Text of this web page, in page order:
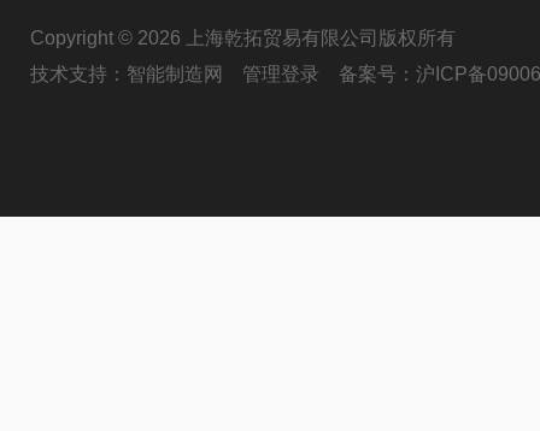
Copyright © 2026 上海乾拓贸易有限公司版权所有
技术支持： 智能制造网 管理登录 备案号： 沪ICP备